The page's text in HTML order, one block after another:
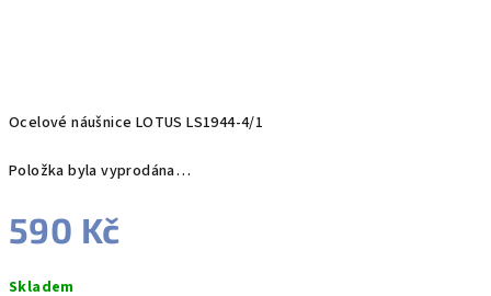
Ocelové náušnice LOTUS LS1944-4/1
Položka byla vyprodána…
590 Kč
cena:
Skladem